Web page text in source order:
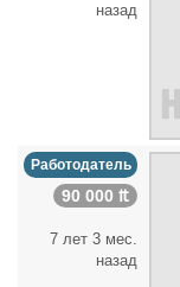
назад
Работодатель
90 000 ₶
7 лет 3 мес.
назад